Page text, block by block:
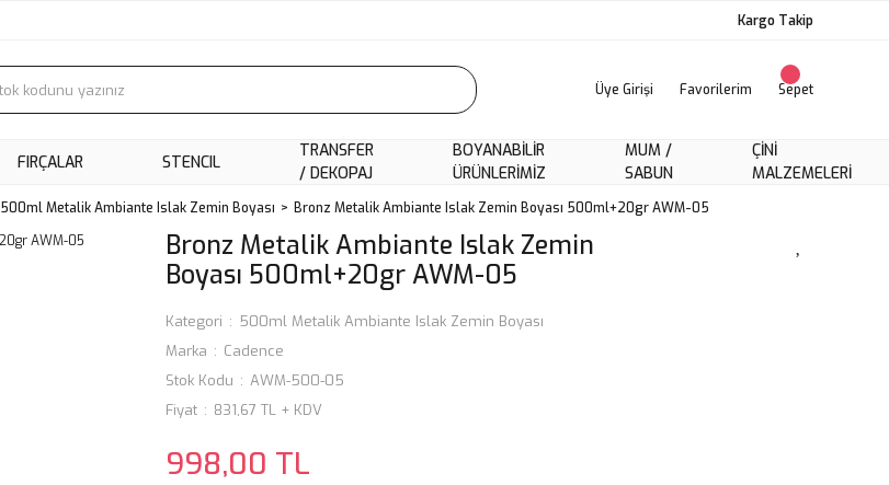
Kargo Takip
Üye Girişi Favorilerim Sepet
FIRÇALAR STENCIL
TRANSFER
/ DEKOPAJ
BOYANABILIR
ÜRÜNLERIMIZ
MUM /
SABUN
ÇINI
MALZEMELERI
500ml Metalik Ambiante Islak Zemin Boyası Bronz Metalik Ambiante Islak Zemin Boyası 500ml+20gr AWM-05
Bronz Metalik Ambiante Islak Zemin
Boyası 500ml+20gr AWM-05
Kategori
500ml Metalik Ambiante Islak Zemin Boyası
Marka
Cadence
Stok Kodu
AWM-500-05
Fiyat
831,67 TL + KDV
998,00 TL